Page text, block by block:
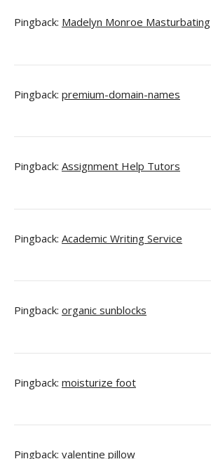
Pingback: Madelyn Monroe Masturbating
Pingback: premium-domain-names
Pingback: Assignment Help Tutors
Pingback: Academic Writing Service
Pingback: organic sunblocks
Pingback: moisturize foot
Pingback: valentine pillow